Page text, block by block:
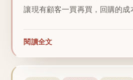
讓現有顧客一買再買，回購的成
閱讀全文